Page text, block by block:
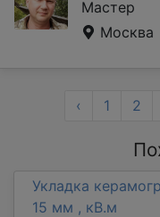
Мастер
Москва
‹ 1 2
Укладка
15 мм , кВ.м